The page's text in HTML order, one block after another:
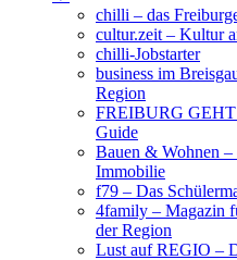
chilli – das
cultur.zeit – Kultur
chilli-Jobstarter
business im
Region
FREIBURG GEHT
Guide
Bauen & Wohnen
Immobilie
f79 – Das
4family – Magazin
der Region
Lust auf REGIO –